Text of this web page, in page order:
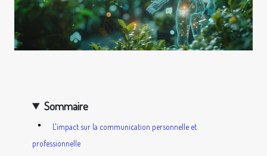
Sommaire
L'impact sur la communication personnelle et
professionnelle